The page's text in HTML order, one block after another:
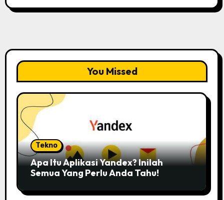
You Missed
Tekno
Apa Itu Aplikasi Yandex? Inilah
Semua Yang Perlu Anda Tahu!